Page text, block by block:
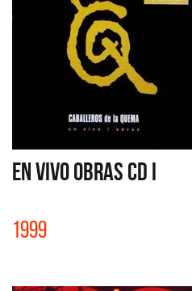
EN VIVO OBRAS CD I
1999